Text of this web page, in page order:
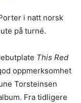
i natt norsk
på turné.
This Red
oppmerksomhet
Torsteinsen
Fra tidligere